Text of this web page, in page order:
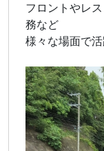
フロントやレ
務など
様々な場面で活